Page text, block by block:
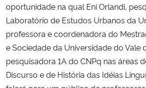
oportunidade na qual Eni Orlandi,
Laboratório de Estudos Urbanos da
professora e coordenadora do
e Sociedade da Universidade do Vale
pesquisadora 1A do CNPq nas áreas
Discurso e de História das Idéias